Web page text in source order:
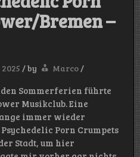
Bremen –
/by Marco/
Sommerferien führte
Musikclub. Eine
immer wieder
Porn Crumpets
Stadt, um hier